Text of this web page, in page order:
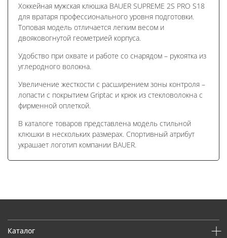
Хоккейная мужская клюшка BAUER SUPREME 2S PRO S18
для вратаря профессионального уровня подготовки.
Топовая модель отличается легким весом и
двояковогнутой геометрией корпуса.
Удобство при охвате и работе со снарядом – рукоятка из
углеродного волокна.
Увеличение жесткости с расширением зоны контроля –
лопасти с покрытием Griptac и крюк из стекловолокна с
фирменной оплеткой.
В каталоге товаров представлена модель стильной
клюшки в нескольких размерах. Спортивный атрибут
украшает логотип компании BAUER.
Каталог